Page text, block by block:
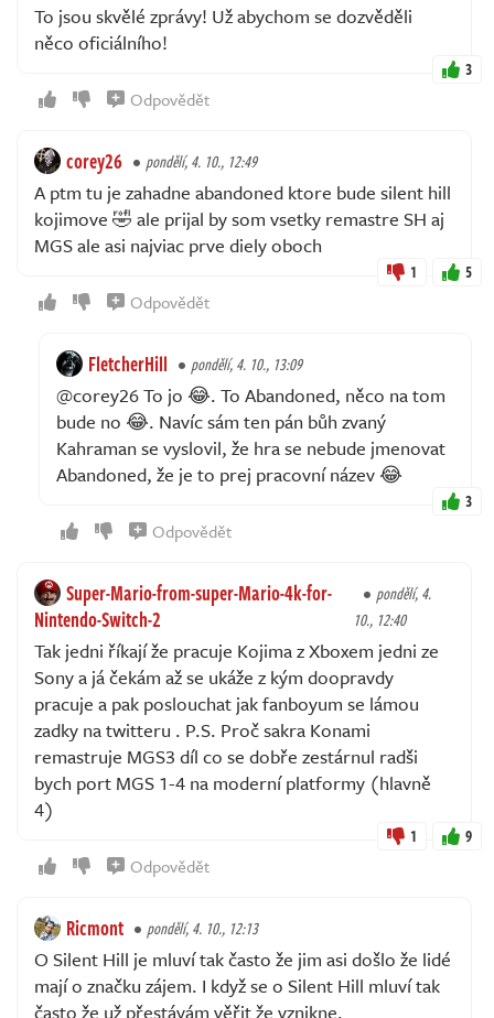
To jsou skvělé zprávy! Už abychom se dozvěděli
něco oficiálního!
3
Odpovědět
corey26 pondělí, 4. 10., 12:49
A ptm tu je zahadne abandoned ktore bude silent hill
kojimove 🤣 ale prijal by som vsetky remastre SH aj
MGS ale asi najviac prve diely oboch
1 5
Odpovědět
FletcherHill pondělí, 4. 10., 13:09
@corey26 To jo 😂. To Abandoned, něco na tom
bude no 😂. Navíc sám ten pán bůh zvaný
Kahraman se vyslovil, že hra se nebude jmenovat
Abandoned, že je to prej pracovní název 😂
3
Odpovědět
Super-Mario-from-super-Mario-4k-for-
Nintendo-Switch-2
pondělí, 4.
10., 12:40
Tak jedni říkají že pracuje Kojima z Xboxem jedni ze
Sony a já čekám až se ukáže z kým doopravdy
pracuje a pak poslouchat jak fanboyum se lámou
zadky na twitteru . P.S. Proč sakra Konami
remastruje MGS3 díl co se dobře zestárnul radši
bych port MGS 1-4 na moderní platformy (hlavně
4)
1 9
Odpovědět
Ricmont pondělí, 4. 10., 12:13
O Silent Hill je mluví tak často že jim asi došlo že lidé
mají o značku zájem. I když se o Silent Hill mluví tak
často že už přestávám věřit že vznikne.